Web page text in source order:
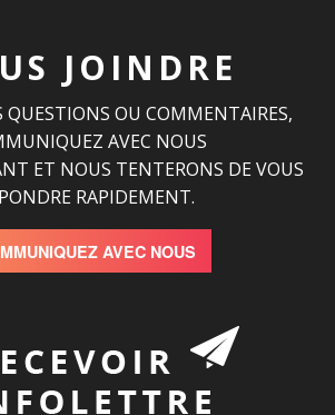
JOINDRE
QUESTIONS OU COMMENTAIRES,
AVEC NOUS
ET NOUS TENTERONS DE VOUS
RAPIDEMENT.
AVEC NOUS